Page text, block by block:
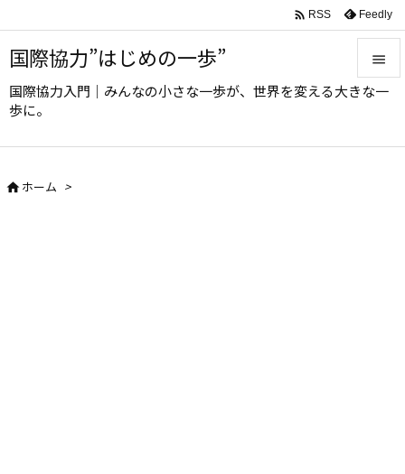
国際協力”はじめの一歩”
国際協力入門｜みんなの小さな一歩が、世界を変える大きな一
歩に。



 RSS Feedly
ホーム >